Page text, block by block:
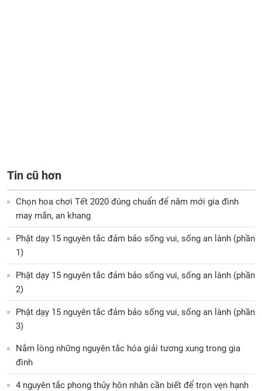
Tin cũ hơn
Chọn hoa chơi Tết 2020 đúng chuẩn để năm mới gia đình
may mắn, an khang
Phật dạy 15 nguyên tắc đảm bảo sống vui, sống an lành (phần
1)
Phật dạy 15 nguyên tắc đảm bảo sống vui, sống an lành (phần
2)
Phật dạy 15 nguyên tắc đảm bảo sống vui, sống an lành (phần
3)
Nằm lòng những nguyên tắc hóa giải tương xung trong gia
đình
4 nguyên tắc phong thủy hôn nhân cần biết để trọn vẹn hạnh